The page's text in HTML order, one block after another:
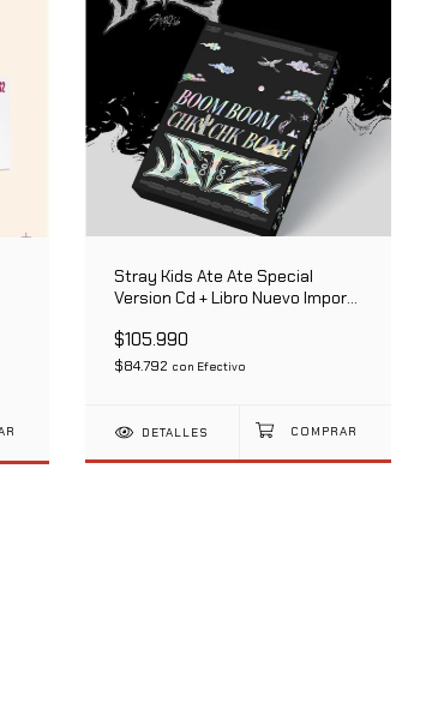
Stray Kids Ate Ate Special
Version Cd + Libro Nuevo Import.
$105.990
$84.792 con Efectivo
DETALLES